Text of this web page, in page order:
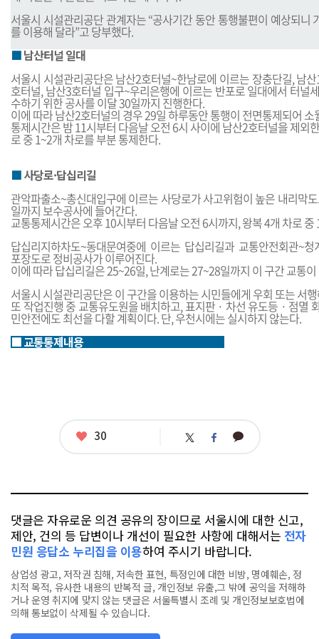
서울시 시설관리공단 관계자는 “공사기간 동안 통행불편이 예상되니
를 이용해 달라”고 당부했다.
■남산터널 일대
서울시 시설관리공단은 남산2호터널~한남로에 이르는 장충단길, 남
호터널, 남산3호터널 입구~우리은행에 이르는 반포로 일대에서 터널
수하기 위한 공사를 이달 30일까지 진행한다.
이에 따라 남산2호터널의 경우 29일 하루동안 통행이 전면통제되어 소
통제시간은 밤 11시부터 다음날 오전 6시 사이에 남산2호터널을 제외
로 중 1~2개 차로를 부분 통제한다.
■사당로·답십리길
관악파출소~총신대입구에 이르는 사당로가 사고위험이 높은 내리막
일까지 보수공사에 들어간다.
교통통제시간은 오후 10시부터 다음날 오전 6시까지, 왕복 4개 차로
답십리지하차도~동대문여중에 이르는 답십리길과 교통안전회관~
포장도로 정비공사가 이루어진다.
이에 따라 답십리길은 25~26일, 난계로는 27~28일까지 이 구간 교통
서울시 시설관리공단은 이 구간을 이용하는 시민들에게 우회 또는 서
또 작업진행 중 교통유도원을 배치하고, 표지판 · 차선 유도등 · 점멸
민안전에도 최선을 다할 계획이다. 단, 우천시에는 실시하지 않는다.
■교통통제내용
좋
30 트 페 카
댓글은 자유로운 의견 공유의 장이므로 서울시에 대한 신고,
제안, 건의 등 답변이나 개선이 필요한 사항에 대해서는 전자
민원 응답소 누리집을 이용하여 주시기 바랍니다.
상업성 광고, 저작권 침해, 저속한 표현, 특정인에 대한 비방, 명예훼손, 정
치적 목적, 유사한 내용의 반복적 글, 개인정보 유출,그 밖에 공익을 저해하
거나 운영 취지에 맞지 않는 댓글은 서울특별시 조례 및 개인정보보호법에
의해 통보없이 삭제될 수 있습니다.